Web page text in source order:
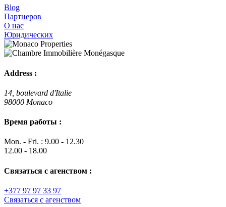
Blog
Партнеров
О нас
Юридических
Address :
14, boulevard d'Italie
98000 Monaco
Время работы :
Mon. - Fri. : 9.00 - 12.30
12.00 - 18.00
Связаться с агенством :
+377 97 97 33 97
Связаться с агенством